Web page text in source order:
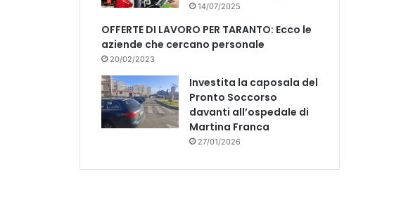
14/07/2025
OFFERTE DI LAVORO PER TARANTO: Ecco le
aziende che cercano personale
20/02/2023
Investita la caposala del
Pronto Soccorso
davanti all’ospedale di
Martina Franca
27/01/2026